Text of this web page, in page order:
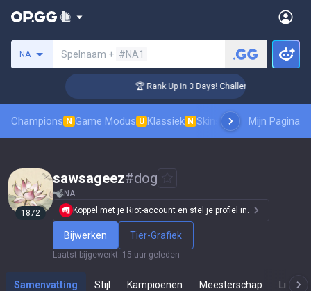
NA Spelnaam + #NA1
🏆 Rank Up in 3 Days! Challenger Coaching
Champions N Game Modus U Klassiek N SkinsranglijstMijn Pagina
1872
sawsageez#dog
NA
Koppel met je Riot-account en stel je profiel in.
Bijwerken Tier-Grafiek
Laatst bijgewerkt: 15 uur geleden
Samenvatting Stijl Kampioenen Meesterschap Live